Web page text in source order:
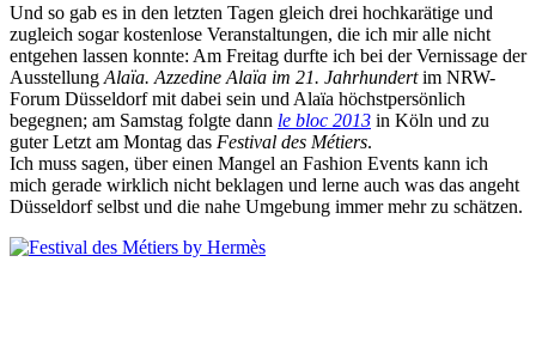
Und so gab es in den letzten Tagen gleich drei hochkarätige und
zugleich sogar kostenlose Veranstaltungen, die ich mir alle nicht
entgehen lassen konnte: Am Freitag durfte ich bei der Vernissage der
Ausstellung Alaïa. Azzedine Alaïa im 21. Jahrhundertim NRW-
Forum Düsseldorf mit dabei sein und Alaïa höchstpersönlich
begegnen; am Samstag folgte dann le bloc 2013 in Köln und zu
guter Letzt am Montag das Festival des Métiers.
Ich muss sagen, über einen Mangel an Fashion Events kann ich
mich gerade wirklich nicht beklagen und lerne auch was das angeht
Düsseldorf selbst und die nahe Umgebung immer mehr zu schätzen.